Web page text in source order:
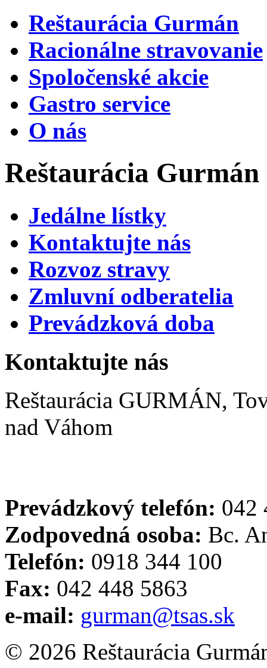
Reštaurácia Gurmán
Racionálne stravovanie
Spoločenské akcie
Gastro service
O nás
Reštaurácia Gurmán
Jedálne lístky
Kontaktujte nás
Rozvoz stravy
Zmluvní odberatelia
Prevádzková doba
Kontaktujte nás
Reštaurácia GURMÁN,
nad Váhom
Prevádzkový telefón: 042
Zodpovedná osoba: Bc.
Telefón: 0918 344 100
Fax: 042 448 5863
e-mail: gurman@tsas.sk
© 2026 Reštaurácia